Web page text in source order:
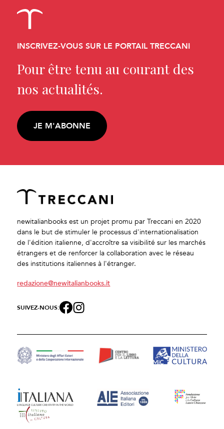
INSCRIVEZ-VOUS SUR LE PORTAIL TRECCANI
Pour être tenu au courant des
nos actualités.
JE M'ABONNE
newitalianbooks est un projet promu par Treccani en 2020
dans le but de stimuler le processus d'internationalisation
de l'édition italienne, d'accroître sa visibilité sur les marchés
étrangers et de renforcer la collaboration avec le réseau
des institutions italiennes à l'étranger.
redazione@newitalianbooks.it
SUIVEZ-NOUS: